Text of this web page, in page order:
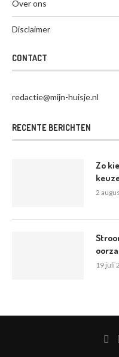
Over ons
Disclaimer
CONTACT
redactie@mijn-huisje.nl
RECENTE BERICHTEN
Zo
2
19 juli